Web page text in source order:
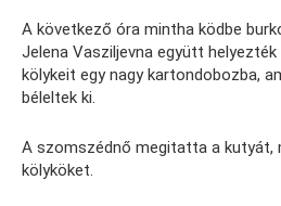
A következő óra mintha ködbe
Jelena Vasziljevna együtt
kölykeit egy nagy kartondobozba,
béleltek ki.
A szomszédnő megitatta a kutyát,
kölyköket.